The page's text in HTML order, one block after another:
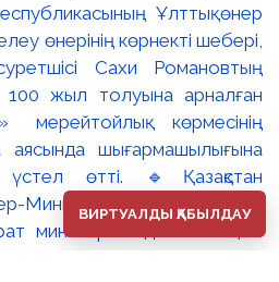
Ұлттық өнер
өнерінің көрнекті шебері,
Сахи Романовтың
100 жыл толуына арналған
мерейтойлық көрмесінің
шығармашылығына
үстел өтті. 🔹Қазақстан
Министрінің орынбасары –
министрі Аида Ғалымқызы
ВИРТУАЛДЫ ҚАБЫЛДАУ